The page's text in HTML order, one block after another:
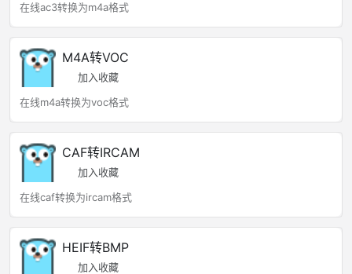
在线ac3转换为m4a格式
M4A转VOC
加入收藏
在线m4a转换为voc格式
CAF转IRCAM
加入收藏
在线caf转换为ircam格式
HEIF转BMP
加入收藏